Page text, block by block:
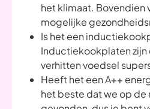
het klimaat. Bovendien
mogelijke
Is het een
Inductiekookplaten zijn
verhitten voedsel
Heeft het een A++
het beste dat we op de